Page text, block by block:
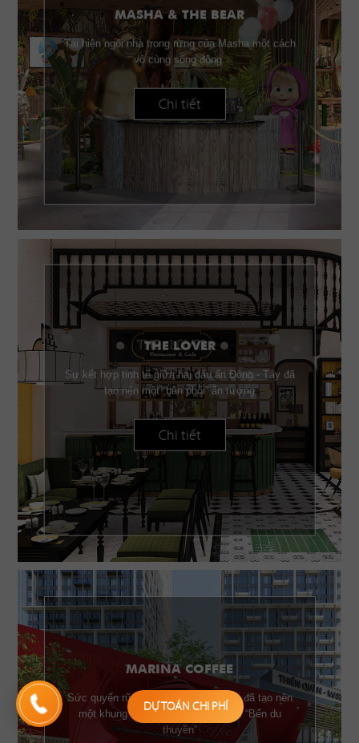
MASHA & THE BEAR
Tái hiện ngôi nhà trong rừng của Masha một cách
vô cùng sống động.
Chi tiết
THE LOVER
Sự kết hợp tinh tế giữa hai dấu ấn Đông - Tây đã
tạo nên một “bản phối” ấn tượng
Chi tiết
MARINA COFFEE
Sức quyến rũ của những chiếc buồm đã tạo nên
một khung cảnh đặc trưng của một “Bến du
thuyền”
DỰ TOÁN CHI PHÍ